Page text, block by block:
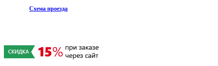
Схема проезда